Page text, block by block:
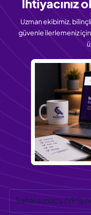
İhtiyacınız
Uzman ekibimiz,
güvenle ilerlemeniz için
Sanal sunucu (VPS)